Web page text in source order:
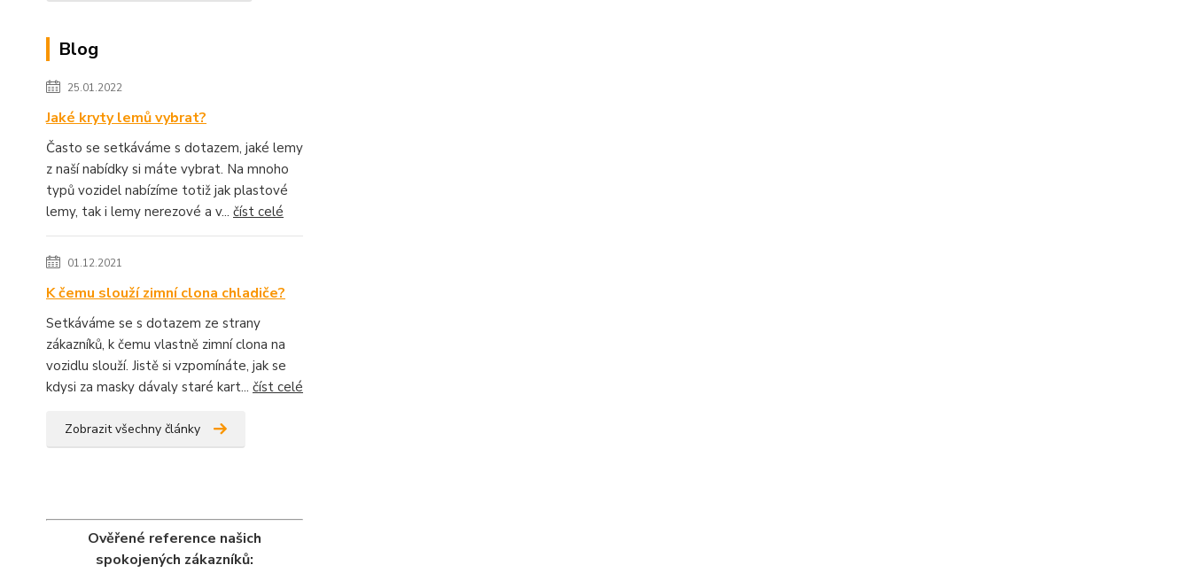
Blog
25.01.2022
Jaké kryty lemů vybrat?
Často se setkáváme s dotazem, jaké lemy
z naší nabídky si máte vybrat. Na mnoho
typů vozidel nabízíme totiž jak plastové
lemy, tak i lemy nerezové a v... číst celé
01.12.2021
K čemu slouží zimní clona chladiče?
Setkáváme se s dotazem ze strany
zákazníků, k čemu vlastně zimní clona na
vozidlu slouží. Jistě si vzpomínáte, jak se
kdysi za masky dávaly staré kart... číst celé
Zobrazit všechny články
Ověřené reference našich
spokojených zákazníků: